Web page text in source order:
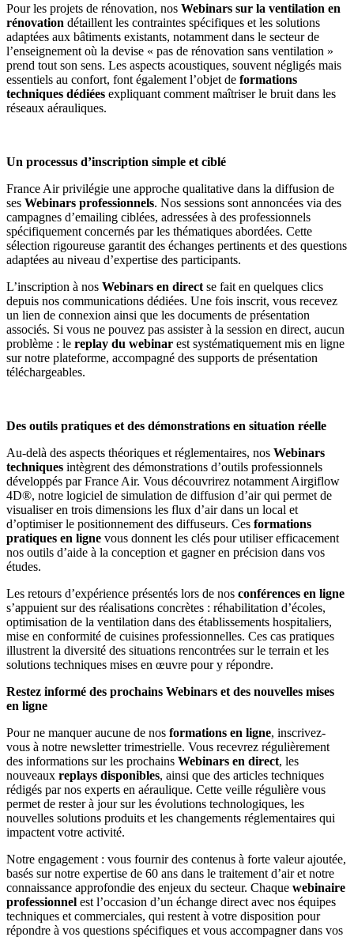
Pour les projets de rénovation, nos Webinars sur la ventilation en
rénovation détaillent les contraintes spécifiques et les solutions
adaptées aux bâtiments existants, notamment dans le secteur de
l’enseignement où la devise « pas de rénovation sans ventilation »
prend tout son sens. Les aspects acoustiques, souvent négligés mais
essentiels au confort, font également l’objet de formations
techniques dédiées expliquant comment maîtriser le bruit dans les
réseaux aérauliques.
Un processus d’inscription simple et ciblé
France Air privilégie une approche qualitative dans la diffusion de
ses Webinars professionnels. Nos sessions sont annoncées via des
campagnes d’emailing ciblées, adressées à des professionnels
spécifiquement concernés par les thématiques abordées. Cette
sélection rigoureuse garantit des échanges pertinents et des questions
adaptées au niveau d’expertise des participants.
L’inscription à nos Webinars en direct se fait en quelques clics
depuis nos communications dédiées. Une fois inscrit, vous recevez
un lien de connexion ainsi que les documents de présentation
associés. Si vous ne pouvez pas assister à la session en direct, aucun
problème : le replay du webinar est systématiquement mis en ligne
sur notre plateforme, accompagné des supports de présentation
téléchargeables.
Des outils pratiques et des démonstrations en situation réelle
Au-delà des aspects théoriques et réglementaires, nos Webinars
techniques intègrent des démonstrations d’outils professionnels
développés par France Air. Vous découvrirez notamment Airgiflow
4D®, notre logiciel de simulation de diffusion d’air qui permet de
visualiser en trois dimensions les flux d’air dans un local et
d’optimiser le positionnement des diffuseurs. Ces formations
pratiques en ligne vous donnent les clés pour utiliser efficacement
nos outils d’aide à la conception et gagner en précision dans vos
études.
Les retours d’expérience présentés lors de nos conférences en ligne
s’appuient sur des réalisations concrètes : réhabilitation d’écoles,
optimisation de la ventilation dans des établissements hospitaliers,
mise en conformité de cuisines professionnelles. Ces cas pratiques
illustrent la diversité des situations rencontrées sur le terrain et les
solutions techniques mises en œuvre pour y répondre.
Restez informé des prochains Webinars et des nouvelles mises
en ligne
Pour ne manquer aucune de nos formations en ligne, inscrivez-
vous à notre newsletter trimestrielle. Vous recevrez régulièrement
des informations sur les prochains Webinars en direct, les
nouveaux replays disponibles, ainsi que des articles techniques
rédigés par nos experts en aéraulique. Cette veille régulière vous
permet de rester à jour sur les évolutions technologiques, les
nouvelles solutions produits et les changements réglementaires qui
impactent votre activité.
Notre engagement : vous fournir des contenus à forte valeur ajoutée,
basés sur notre expertise de 60 ans dans le traitement d’air et notre
connaissance approfondie des enjeux du secteur. Chaque webinaire
professionnel est l’occasion d’un échange direct avec nos équipes
techniques et commerciales, qui restent à votre disposition pour
répondre à vos questions spécifiques et vous accompagner dans vos